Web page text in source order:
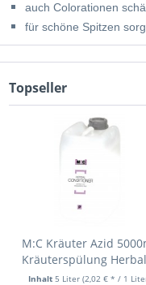
auch Colorationen
für schöne Spitzen
Topseller
M:C Kräuter Azid
Kräuterspülung
Inhalt 5 Liter (2,02 € * / 1